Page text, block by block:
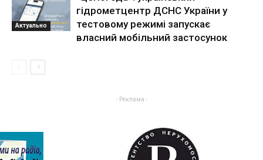
Актуально
гідрометцентр ДСНС України у
тестовому режимі запускає
власний мобільний застосунок
- Реклама -